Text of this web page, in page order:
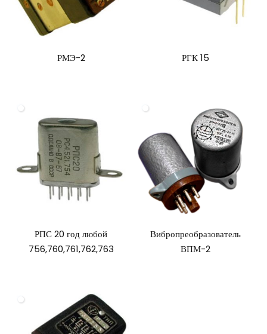
РМЭ-2 РГК 15
РПС 20 год любой
756,760,761,762,763
Вибропреобразователь
ВПМ-2